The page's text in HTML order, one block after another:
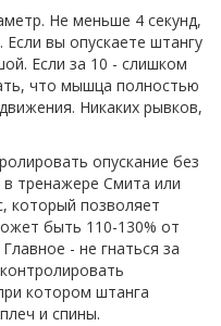
Не меньше 4 секунд,
вы опускаете штангу
Если за 10 - слишком
что мышца полностью
Никаких рывков,
опускание без
тренажере Смита или
который позволяет
быть 110-130% от
- не гнаться за
котором штанга
и спины.